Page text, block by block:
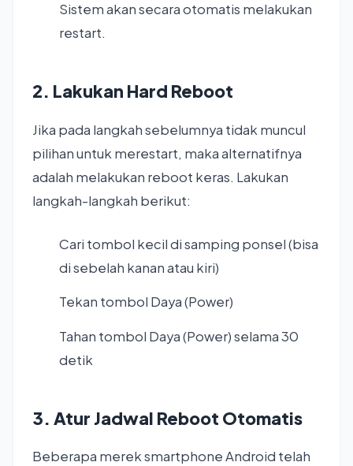
Sistem akan secara otomatis melakukan
restart.
2. Lakukan Hard Reboot
Jika pada langkah sebelumnya tidak muncul
pilihan untuk merestart, maka alternatifnya
adalah melakukan reboot keras. Lakukan
langkah-langkah berikut:
Cari tombol kecil di samping ponsel (bisa
di sebelah kanan atau kiri)
Tekan tombol Daya (Power)
Tahan tombol Daya (Power) selama 30
detik
3. Atur Jadwal Reboot Otomatis
Beberapa merek smartphone Android telah